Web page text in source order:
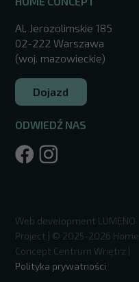
Al. Jerozolimskie 185
02-222 Warszawa
(woj. mazowieckie)
Dojazd
ODWIEDŹ NAS
Web development LUMENO
Project | © 2025-2026 Home
Concept Centrum Wnętrz |
Polityka prywatności